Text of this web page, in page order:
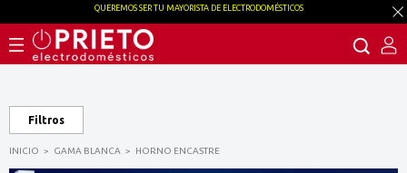
Filtros
INICIO GAMA BLANCA HORNO ENCASTRE
QUEREMOS SER TU MAYORISTA DE ELECTRODOMÉSTICOS